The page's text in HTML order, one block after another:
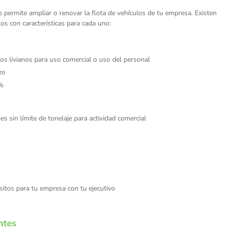
permite ampliar o renovar la flota de vehículos de tu empresa. Existen
con características para cada uno:
livianos para uso comercial o uso del personal
sin límite de tonelaje para actividad comercial
para tu empresa con tu ejecutivo